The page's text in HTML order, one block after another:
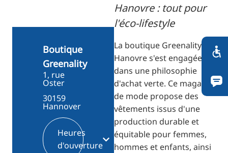
Hanovre : tout pour
l'éco-lifestyle
La boutique Greenality de
Hanovre s'est engagée
dans une philosophie
d'achat verte. Ce magasin
de mode propose des
vêtements issus d'une
production durable et
équitable pour femmes,
hommes et enfants, ainsi
Boutique
Greenality
1, rue
Oster
30159
Hannover
Heures
d'ouverture